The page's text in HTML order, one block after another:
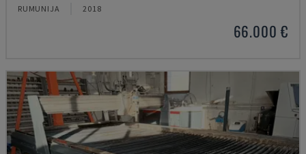
RUMUNIJA 2018
66.000 €